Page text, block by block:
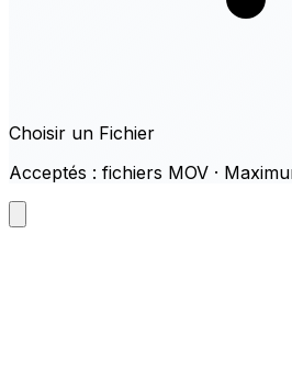
Choisir un Fichier
Acceptés : fichiers MOV ·